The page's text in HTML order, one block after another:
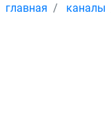
главная каналы